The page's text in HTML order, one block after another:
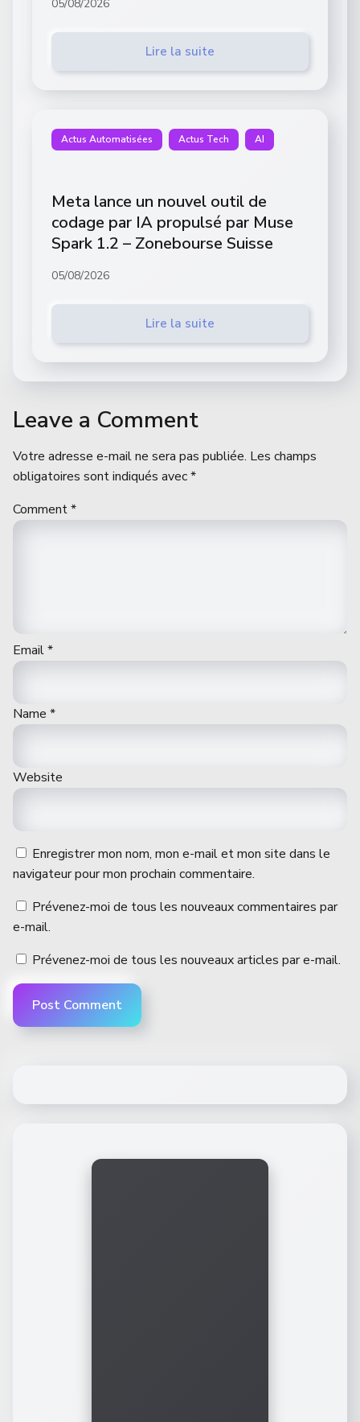
05/08/2026
Lire la suite
Actus Automatisées Actus Tech AI
Meta lance un nouvel outil de
codage par IA propulsé par Muse
Spark 1.2 – Zonebourse Suisse
05/08/2026
Lire la suite
Leave a Comment
Votre adresse e-mail ne sera pas publiée. Les champs
obligatoires sont indiqués avec*
Comment*
Email*
Name *
Website
Enregistrer mon nom, mon e-mail et mon site dans le
navigateur pour mon prochain commentaire.
Prévenez-moi de tous les nouveaux commentaires par
e-mail.
Prévenez-moi de tous les nouveaux articles par e-mail.